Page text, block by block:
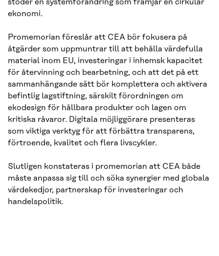
stöder en systemförändring som främjar en cirkulär
ekonomi.
Promemorian föreslår att CEA bör fokusera på
åtgärder som uppmuntrar till att behålla värdefulla
material inom EU, investeringar i inhemsk kapacitet
för återvinning och bearbetning, och att det på ett
sammanhängande sätt bör komplettera och aktivera
befintlig lagstiftning, särskilt förordningen om
ekodesign för hållbara produkter och lagen om
kritiska råvaror. Digitala möjliggörare presenteras
som viktiga verktyg för att förbättra transparens,
förtroende, kvalitet och flera livscykler.
Slutligen konstateras i promemorian att CEA både
måste anpassa sig till och söka synergier med globala
värdekedjor, partnerskap för investeringar och
handelspolitik.